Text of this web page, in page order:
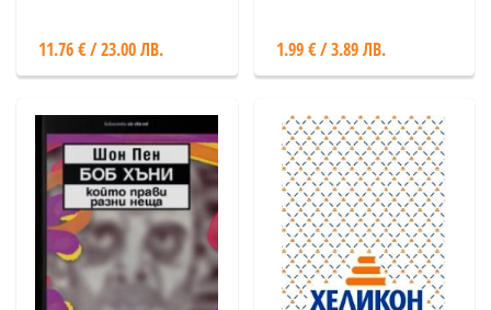
11.76 € / 23.00 ЛВ. 1.99 € / 3.89 ЛВ.